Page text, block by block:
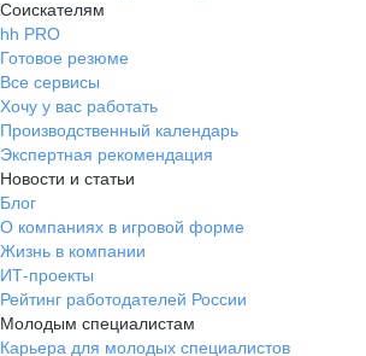
Соискателям
hh PRO
Готовое резюме
Все сервисы
Хочу у вас работать
Производственный календарь
Экспертная рекомендация
Новости и статьи
Блог
О компаниях в игровой форме
Жизнь в компании
ИТ-проекты
Рейтинг работодателей России
Молодым специалистам
Карьера для молодых специалистов